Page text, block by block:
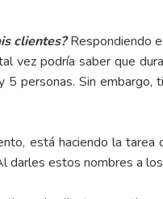
clientes?Respondiendo
vez podría saber que
personas. Sin
está haciendo la
estos nombres a